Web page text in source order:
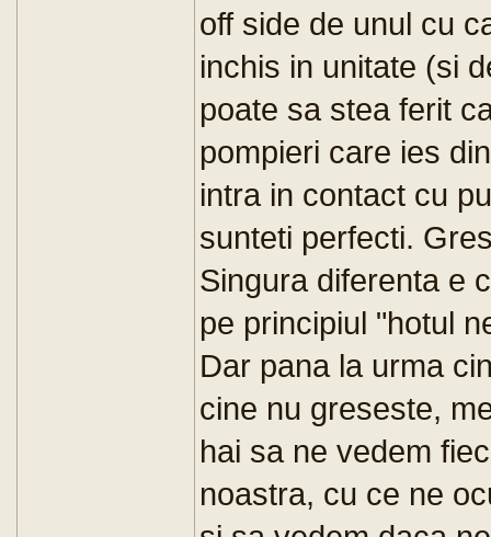
off side de unul cu
inchis in unitate (si
poate sa stea ferit
pompieri care ies
intra in contact cu
sunteti perfecti.
Singura diferenta e
pe principiul "hotul
Dar pana la urma
cine nu greseste,
hai sa ne vedem
noastra, cu ce ne